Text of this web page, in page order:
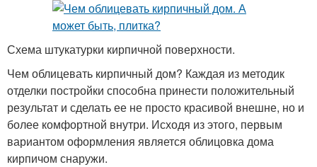
Схема штукатурки кирпичной поверхности.
Чем облицевать кирпичный дом? Каждая из методик
отделки постройки способна принести положительный
результат и сделать ее не просто красивой внешне, но и
более комфортной внутри. Исходя из этого, первым
вариантом оформления является облицовка дома
кирпичом снаружи.